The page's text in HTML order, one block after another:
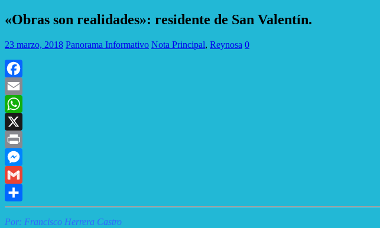
«Obras son realidades»: residente de San Valentín.
23 marzo, 2018 Panorama Informativo Nota Principal, Reynosa 0
Facebook
Email
WhatsApp
X
Print
Messenger
Gmail
Compartir
Por: Francisco Herrera Castro